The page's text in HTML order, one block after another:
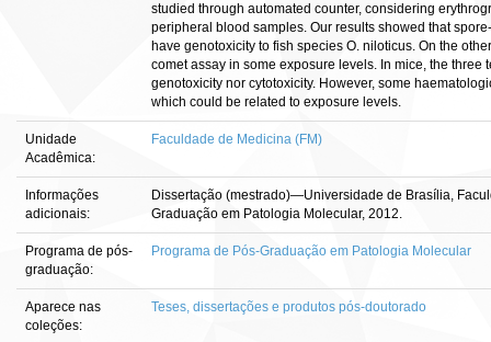
studied through automated counter, considering
peripheral blood samples. Our results showed that
have genotoxicity to fish species O. niloticus. On the
comet assay in some exposure levels. In mice, the three
genotoxicity nor cytotoxicity. However, some
which could be related to exposure levels.
Unidade
Acadêmica:
Faculdade de Medicina (FM)
Informações
adicionais:
Dissertação (mestrado)—Universidade de Brasília,
Graduação em Patologia Molecular, 2012.
Programa de pós-
graduação:
Programa de Pós-Graduação em Patologia Molecular
Aparece nas
coleções:
Teses, dissertações e produtos pós-doutorado